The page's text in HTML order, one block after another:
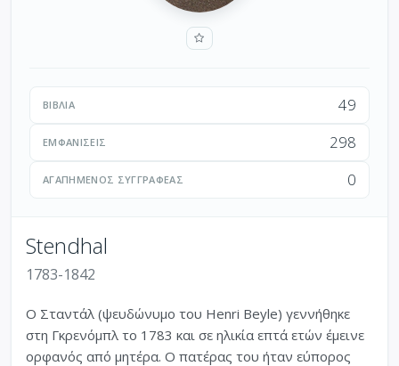
ΒΙΒΛΊΑ 49
ΕΜΦΑΝΊΣΕΙΣ 298
ΑΓΑΠΗΜΈΝΟΣ ΣΥΓΓΡΑΦΈΑΣ 0
Stendhal
1783-1842
Ο Σταντάλ (ψευδώνυμο του Henri Beyle) γεννήθηκε
στη Γκρενόμπλ το 1783 και σε ηλικία επτά ετών έμεινε
ορφανός από μητέρα. Ο πατέρας του ήταν εύπορος